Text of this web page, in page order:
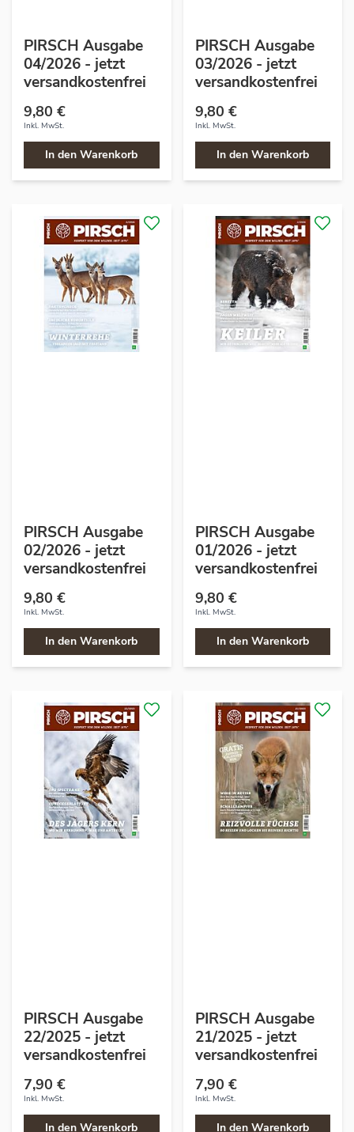
PIRSCH Ausgabe
04/2026 - jetzt
versandkostenfrei
9,80 €
Inkl. MwSt.
In den Warenkorb
PIRSCH Ausgabe
03/2026 - jetzt
versandkostenfrei
9,80 €
Inkl. MwSt.
In den Warenkorb
PIRSCH Ausgabe
02/2026 - jetzt
versandkostenfrei
9,80 €
Inkl. MwSt.
In den Warenkorb
PIRSCH Ausgabe
01/2026 - jetzt
versandkostenfrei
9,80 €
Inkl. MwSt.
In den Warenkorb
PIRSCH Ausgabe
22/2025 - jetzt
versandkostenfrei
7,90 €
Inkl. MwSt.
In den Warenkorb
PIRSCH Ausgabe
21/2025 - jetzt
versandkostenfrei
7,90 €
Inkl. MwSt.
In den Warenkorb